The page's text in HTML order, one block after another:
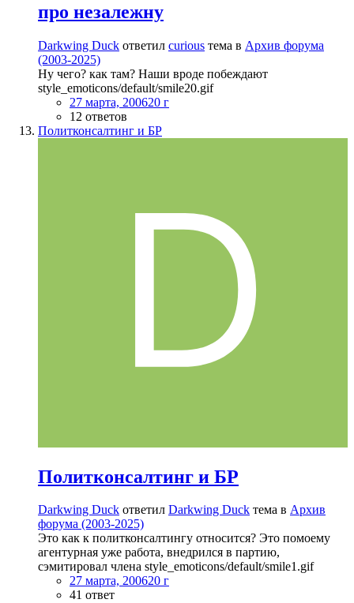
про незалежну
Darkwing Duck ответил curious тема в Архив форума
(2003-2025)
Ну чего? как там? Наши вроде побеждают
style_emoticons/default/smile20.gif
27 марта, 200620 г
12 ответов
Политконсалтинг и БР
Политконсалтинг и БР
Darkwing Duck ответил Darkwing Duck тема в Архив
форума (2003-2025)
Это как к политконсалтингу относится? Это помоему
агентурная уже работа, внедрился в партию,
сэмитировал члена style_emoticons/default/smile1.gif
27 марта, 200620 г
41 ответ